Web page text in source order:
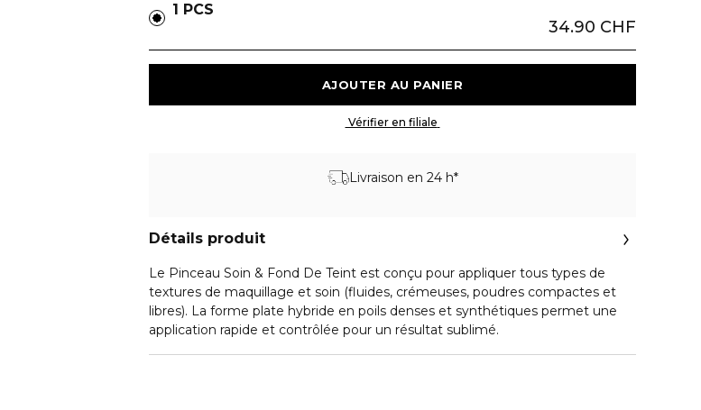
1 PCS
34.90 CHF
Livraison en 24 h*
Détails produit
Le Pinceau Soin & Fond De Teint est conçu pour appliquer tous types de
textures de maquillage et soin (fluides, crémeuses, poudres compactes et
libres). La forme plate hybride en poils denses et synthétiques permet une
application rapide et contrôlée pour un résultat sublimé.